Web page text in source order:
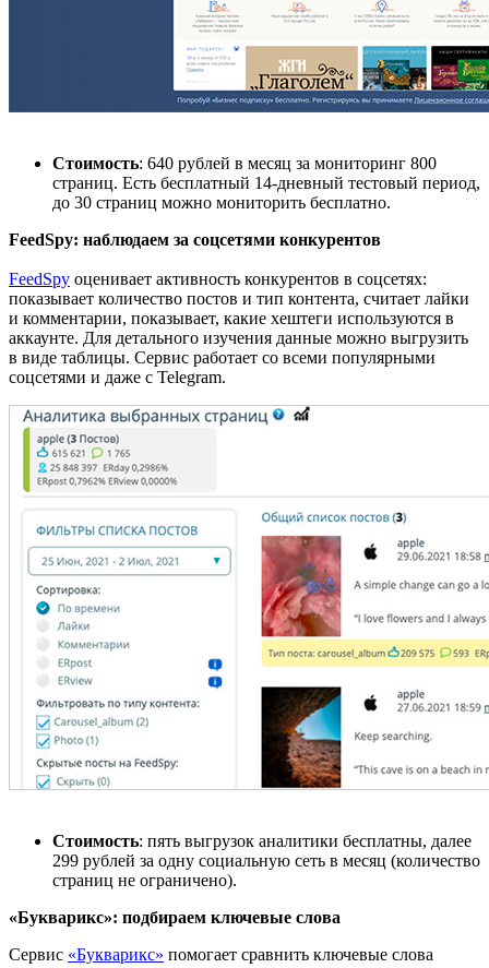
Стоимость: 640 рублей в месяц за мониторинг 800
страниц. Есть бесплатный 14-дневный тестовый период,
до 30 страниц можно мониторить бесплатно.
FeedSpy: наблюдаем за соцсетями конкурентов
FeedSpy оценивает активность конкурентов в соцсетях:
показывает количество постов и тип контента, считает лайки
и комментарии, показывает, какие хештеги используются в
аккаунте. Для детального изучения данные можно выгрузить
в виде таблицы. Сервис работает со всеми популярными
соцсетями и даже с Telegram.
Стоимость: пять выгрузок аналитики бесплатны, далее
299 рублей за одну социальную сеть в месяц (количество
страниц не ограничено).
«Букварикс»: подбираем ключевые слова
Сервис «Букварикс» помогает сравнить ключевые слова